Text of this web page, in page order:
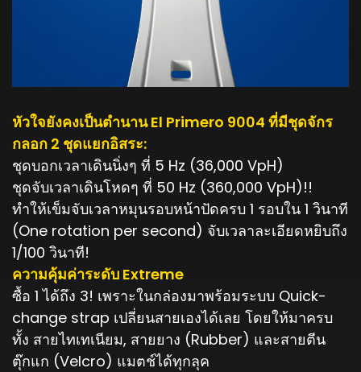
หัวใจยังคงเป็นตำนาน El Primero 9004 ที่มีชุดจักร
กลอก 2 ชุดแยกอิสระ:
ชุดบอกเวลาเดินนิ่งๆ ที่ 5 Hz (36,000 VpH)
ชุดจับเวลาเดินโหดๆ ที่ 50 Hz (360,000 VpH)!!
ทำให้เข็มจับเวลาหมุนรอบหน้าปัดครบ 1 รอบใน 1 วินาที
(One rotation per second) จับเวลาละเอียดหยิบถึง
1/100 วินาที!
ความคุ้มค่าระดับ Extreme
ซื้อ 1 ได้ถึง 3! เพราะในกล่องมาพร้อมระบบ Quick-
change strap เปลี่ยนสายเองได้เลย โดยให้มาครบ
ทั้ง สายไทเทเนียม, สายยาง (Rubber) และสายตีน
ตุ๊กแก (Velcro) แมตช์ได้ทุกลุค